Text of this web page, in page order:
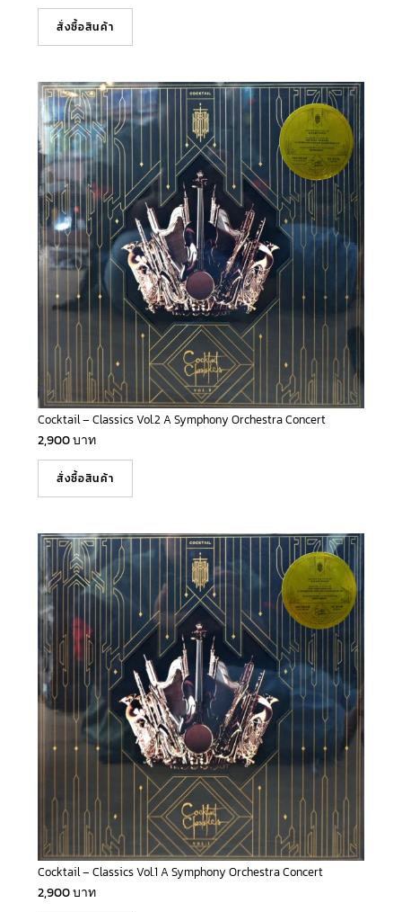
สั่งซื้อสินค้า
Cocktail – Classics Vol.2 A Symphony Orchestra Concert
2,900บาท
สั่งซื้อสินค้า
Cocktail – Classics Vol.1 A Symphony Orchestra Concert
2,900บาท